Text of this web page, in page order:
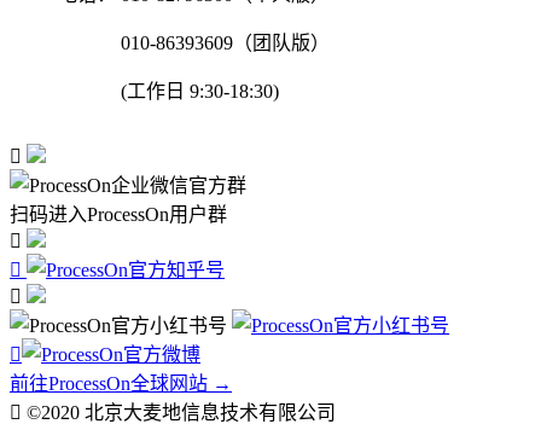
010-86393609（团队版）
(工作日 9:30-18:30)

扫码进入ProcessOn用户群




前往ProcessOn全球网站 →
 ©2020 北京大麦地信息技术有限公司